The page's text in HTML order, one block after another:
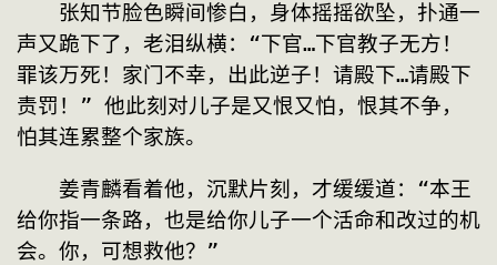
张知节脸色瞬间惨白，身体摇摇欲坠，扑通一
声又跪下了，老泪纵横：“下官…下官教子无方！
罪该万死！家门不幸，出此逆子！请殿下…请殿下
责罚！” 他此刻对儿子是又恨又怕，恨其不争，
怕其连累整个家族。
姜青麟看着他，沉默片刻，才缓缓道：“本王
给你指一条路，也是给你儿子一个活命和改过的机
会。你，可想救他？”